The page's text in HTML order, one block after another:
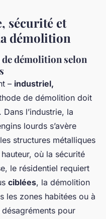
sécurité et
démolition
démolition selon
– industriel,
de démolition doit
l’industrie, la
lourds s’avère
structures métalliques
où la sécurité
le résidentiel requiert
ciblées, la démolition
les zones habitées ou à
pour